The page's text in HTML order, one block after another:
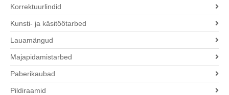
Korrektuurlindid
Kunsti- ja käsitöötarbed
Lauamängud
Majapidamistarbed
Paberikaubad
Pildiraamid